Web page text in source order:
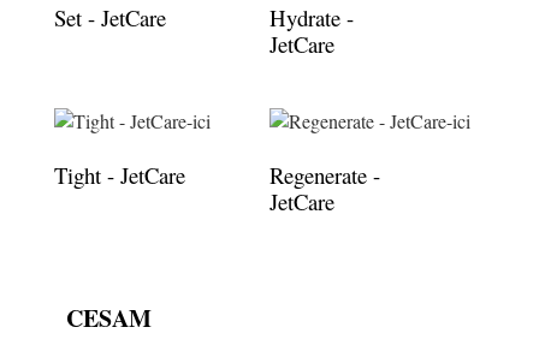
Set - JetCare
Hydrate -
JetCare
Tight - JetCare
Regenerate -
JetCare
CESAM